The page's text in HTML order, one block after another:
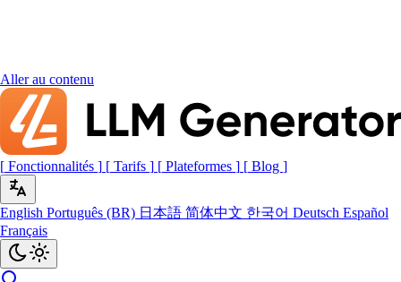
Aller au contenu
[ Fonctionnalités ] [ Tarifs ] [ Plateformes ] [ Blog ]
English Português (BR) 日本語 简体中文 한국어 Deutsch Español
Français